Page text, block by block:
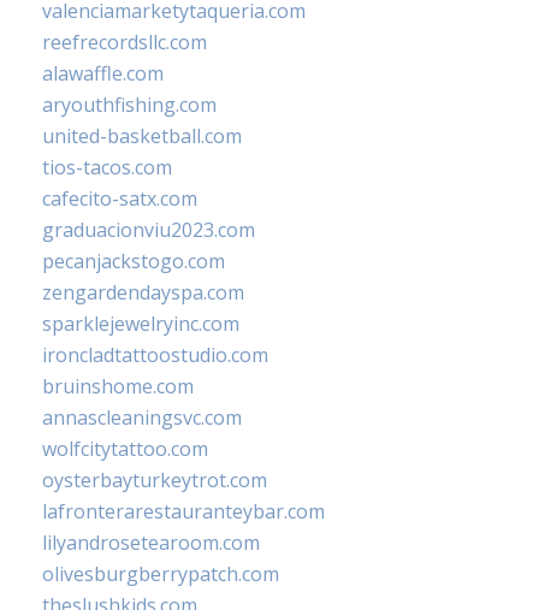
valenciamarketytaqueria.com
reefrecordsllc.com
alawaffle.com
aryouthfishing.com
united-basketball.com
tios-tacos.com
cafecito-satx.com
graduacionviu2023.com
pecanjackstogo.com
zengardendayspa.com
sparklejewelryinc.com
ironcladtattoostudio.com
bruinshome.com
annascleaningsvc.com
wolfcitytattoo.com
oysterbayturkeytrot.com
lafronterarestauranteybar.com
lilyandrosetearoom.com
olivesburgberrypatch.com